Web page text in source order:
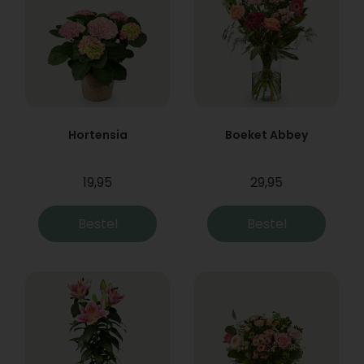
Hortensia
19,95
Bestel
Boeket Abbey
29,95
Bestel